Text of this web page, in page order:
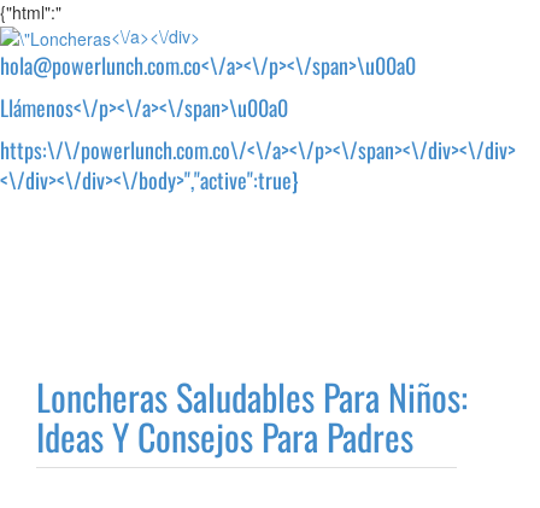
{"html":"
<\/a><\/div>
hola@powerlunch.com.co<\/a><\/p><\/span>\u00a0
Llámenos<\/p><\/a><\/span>\u00a0
https:\/\/powerlunch.com.co\/<\/a><\/p><\/span><\/div><\/div>
<\/div><\/div><\/body>","active":true}
Loncheras Saludables Para Niños:
Ideas Y Consejos Para Padres